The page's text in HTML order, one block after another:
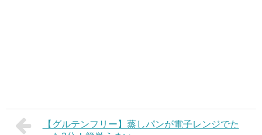
【グルテンフリー】蒸しパンが電子レンジでた